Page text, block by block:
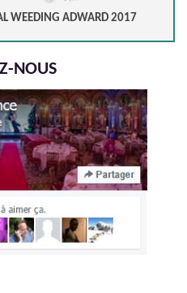
WEEDING ADWARD 2017
NOUS